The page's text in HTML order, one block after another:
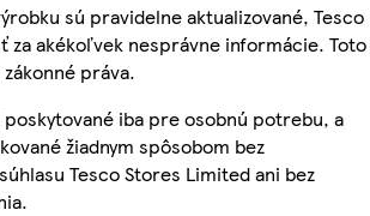
sú pravidelne aktualizované, Tesco
za akékoľvek nesprávne informácie. Toto
práva.
iba pre osobnú potrebu, a
žiadnym spôsobom bez
Tesco Stores Limited ani bez